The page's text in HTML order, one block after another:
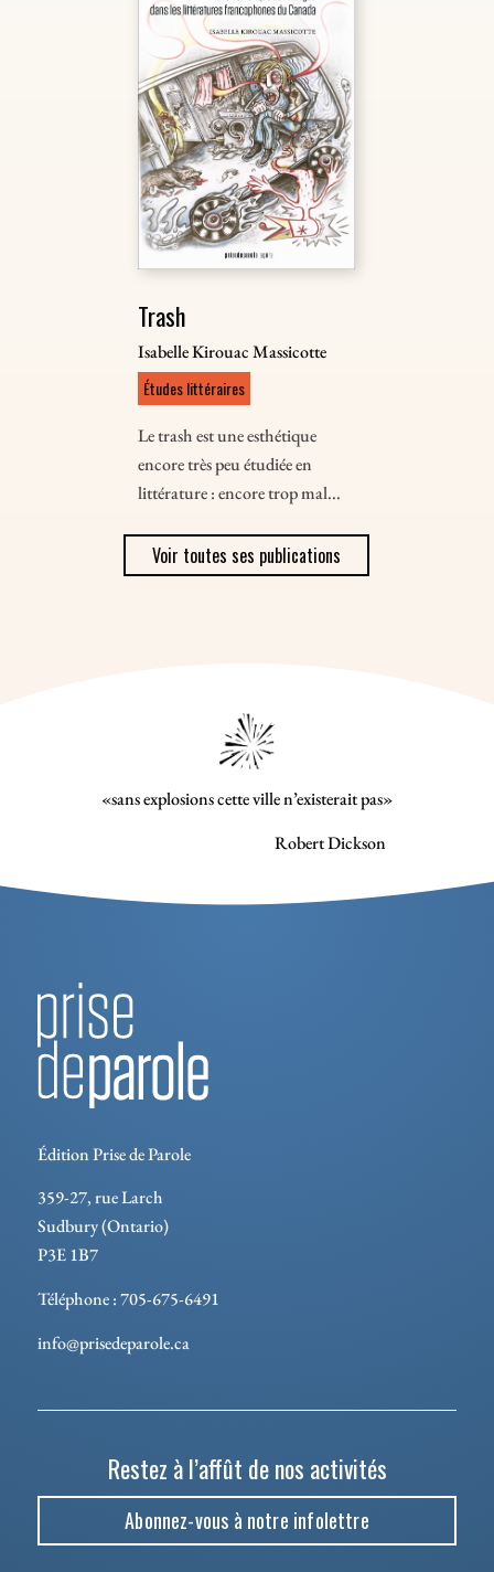
Trash
Isabelle Kirouac Massicotte
Études littéraires
Le trash est une esthétique
encore très peu étudiée en
littérature : encore trop mal...
Voir toutes ses publications
«sans explosions cette ville n’existerait pas»
Robert Dickson
Édition Prise de Parole
359-27, rue Larch
Sudbury (Ontario)
P3E 1B7
Téléphone : 705-675-6491
info@prisedeparole.ca
Restez à l’affût de nos activités
Abonnez-vous à notre infolettre